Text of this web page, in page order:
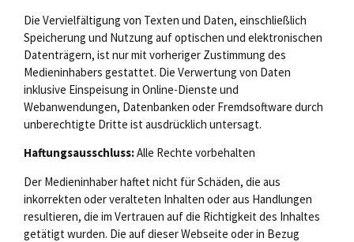
Die Vervielfältigung von Texten und Daten, einschließlich
Speicherung und Nutzung auf optischen und elektronischen
Datenträgern, ist nur mit vorheriger Zustimmung des
Medieninhabers gestattet. Die Verwertung von Daten
inklusive Einspeisung in Online-Dienste und
Webanwendungen, Datenbanken oder Fremdsoftware durch
unberechtigte Dritte ist ausdrücklich untersagt.
Haftungsausschluss:Alle Rechte vorbehalten
Der Medieninhaber haftet nicht für Schäden, die aus
inkorrekten oder veralteten Inhalten oder aus Handlungen
resultieren, die im Vertrauen auf die Richtigkeit des Inhaltes
getätigt wurden. Die auf dieser Webseite oder in Bezug